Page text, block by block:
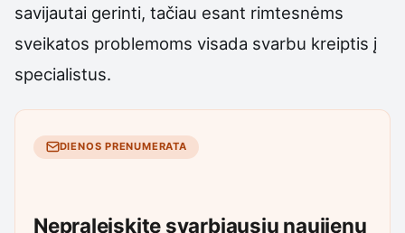
savijautai gerinti, tačiau esant rimtesnėms
sveikatos problemoms visada svarbu kreiptis į
specialistus.
DIENOS PRENUMERATA
Nepraleiskite svarbiausių naujienų